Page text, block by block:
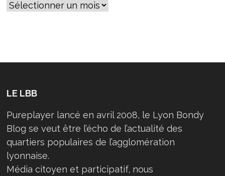
LE LBB
Pureplayer lancé en avril 2008, le Lyon Bondy
Blog se veut être l’écho de l’actualité des
quartiers populaires de l’agglomération
lyonnaise.
Média citoyen et participatif, nous